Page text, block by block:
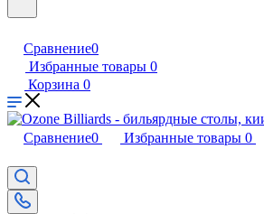
Сравнение0
Избранные товары 0
Корзина 0
Сравнение0 Избранные товары 0